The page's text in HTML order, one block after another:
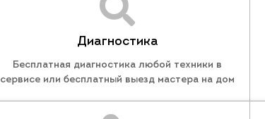
Диагностика
Бесплатная диагностика любой техники в
сервисе или бесплатный выезд мастера на дом